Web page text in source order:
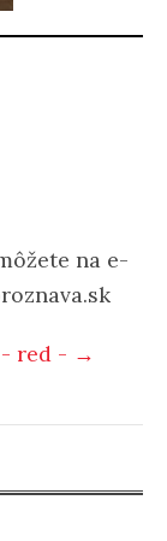
na e-
- red - →